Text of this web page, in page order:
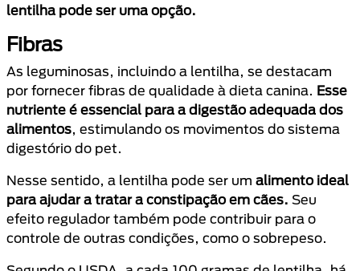
lentilha pode ser uma opção.
Fibras
As leguminosas, incluindo a lentilha, se destacam
por fornecer fibras de qualidade à dieta canina. Esse
nutriente é essencial para a digestão adequada dos
alimentos, estimulando os movimentos do sistema
digestório do pet.
Nesse sentido, a lentilha pode ser um alimento ideal
para ajudar a tratar a constipação em cães. Seu
efeito regulador também pode contribuir para o
controle de outras condições, como o sobrepeso.